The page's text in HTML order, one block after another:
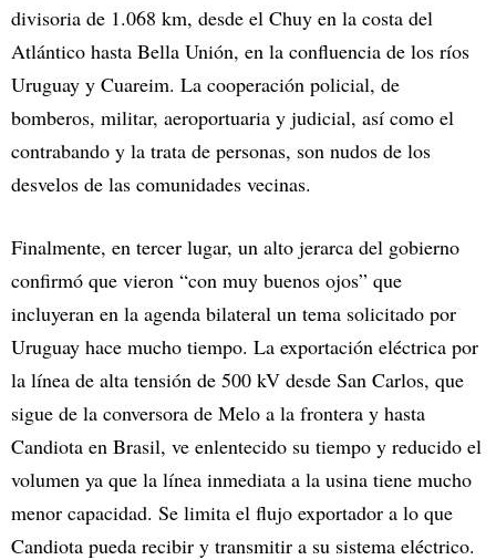
divisoria de 1.068 km, desde el Chuy en la costa del
Atlántico hasta Bella Unión, en la confluencia de los ríos
Uruguay y Cuareim. La cooperación policial, de
bomberos, militar, aeroportuaria y judicial, así como el
contrabando y la trata de personas, son nudos de los
desvelos de las comunidades vecinas.
Finalmente, en tercer lugar, un alto jerarca del gobierno
confirmó que vieron “con muy buenos ojos” que
incluyeran en la agenda bilateral un tema solicitado por
Uruguay hace mucho tiempo. La exportación eléctrica por
la línea de alta tensión de 500 kV desde San Carlos, que
sigue de la conversora de Melo a la frontera y hasta
Candiota en Brasil, ve enlentecido su tiempo y reducido el
volumen ya que la línea inmediata a la usina tiene mucho
menor capacidad. Se limita el flujo exportador a lo que
Candiota pueda recibir y transmitir a su sistema eléctrico.